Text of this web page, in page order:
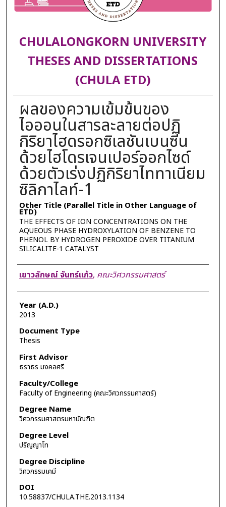
CHULALONGKORN UNIVERSITY
THESES AND DISSERTATIONS
(CHULA ETD)
ผลของความเข้มข้นของ
ไอออนในสารละลายต่อปฏิ
กิริยาไฮดรอกซิเลชันเบนซีน
ด้วยไฮโดรเจนเปอร์ออกไซด์
ด้วยตัวเร่งปฏิกิริยาไททาเนียม
ซิลิกาไลท์-1
Other Title (Parallel Title in Other Language of
ETD)
THE EFFECTS OF ION CONCENTRATIONS ON THE
AQUEOUS PHASE HYDROXYLATION OF BENZENE TO
PHENOL BY HYDROGEN PEROXIDE OVER TITANIUM
SILICALITE-1 CATALYST
Author
เยาวลักษณ์ จันทร์แก้ว, คณะวิศวกรรมศาสตร์
Year (A.D.)
2013
Document Type
Thesis
First Advisor
ธราธร มงคลศรี
Faculty/College
Faculty of Engineering (คณะวิศวกรรมศาสตร์)
Degree Name
วิศวกรรมศาสตรมหาบัณฑิต
Degree Level
ปริญญาโท
Degree Discipline
วิศวกรรมเคมี
DOI
10.58837/CHULA.THE.2013.1134